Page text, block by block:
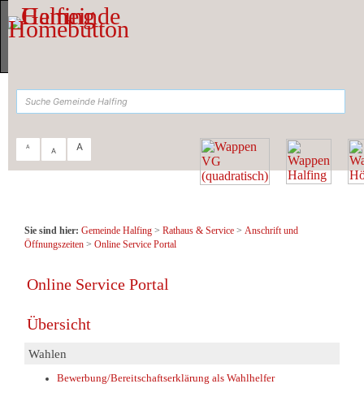
query_feld = SELECT satzung_formular from
Zum Inhalt ,zur Navigation
A A A
Sie sind hier: Gemeinde Halfing> Rathaus & Service> Anschrift und
Öffnungszeiten> Online Service Portal
Online Service Portal
Übersicht
Wahlen
Bewerbung/Bereitschaftserklärung als Wahlhelfer